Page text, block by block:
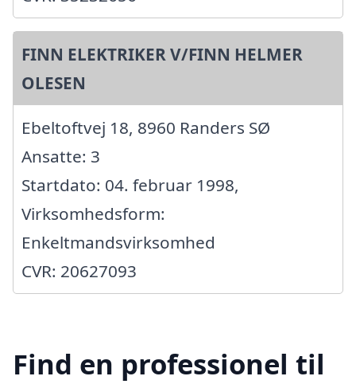
FINN ELEKTRIKER V/FINN HELMER
OLESEN
Ebeltoftvej 18, 8960 Randers SØ
Ansatte: 3
Startdato: 04. februar 1998,
Virksomhedsform:
Enkeltmandsvirksomhed
CVR: 20627093
Find en professionel til